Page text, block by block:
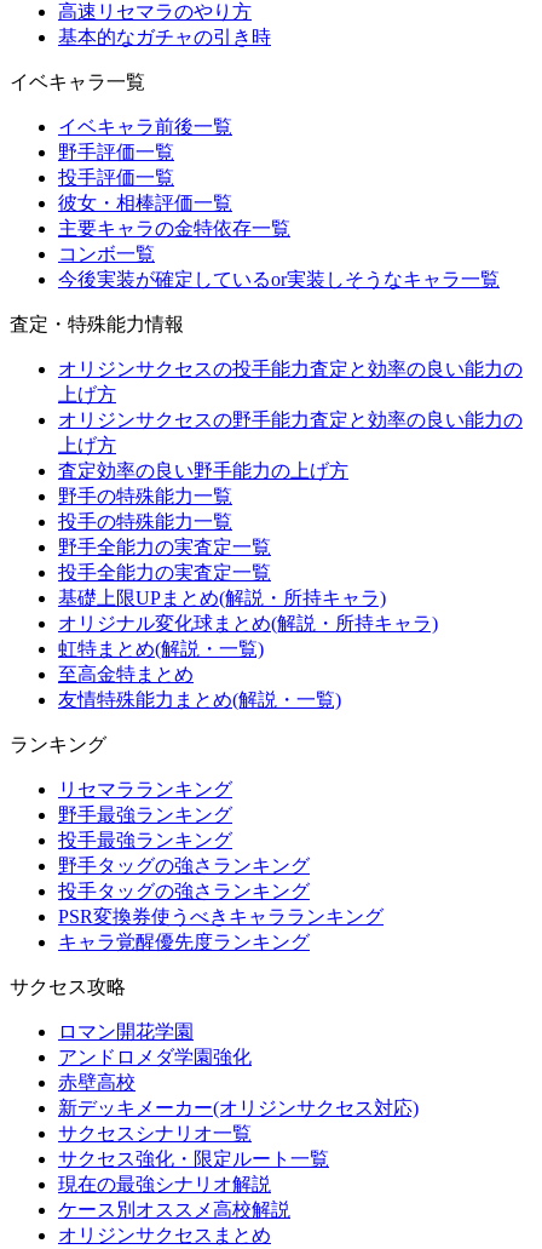
高速リセマラのやり方
基本的なガチャの引き時
イベキャラ一覧
イベキャラ前後一覧
野手評価一覧
投手評価一覧
彼女・相棒評価一覧
主要キャラの金特依存一覧
コンボ一覧
今後実装が確定しているor実装しそうなキャラ一覧
査定・特殊能力情報
オリジンサクセスの投手能力査定と効率の良い能力の
上げ方
オリジンサクセスの野手能力査定と効率の良い能力の
上げ方
査定効率の良い野手能力の上げ方
野手の特殊能力一覧
投手の特殊能力一覧
野手全能力の実査定一覧
投手全能力の実査定一覧
基礎上限UPまとめ(解説・所持キャラ)
オリジナル変化球まとめ(解説・所持キャラ)
虹特まとめ(解説・一覧)
至高金特まとめ
友情特殊能力まとめ(解説・一覧)
ランキング
リセマラランキング
野手最強ランキング
投手最強ランキング
野手タッグの強さランキング
投手タッグの強さランキング
PSR変換券使うべきキャラランキング
キャラ覚醒優先度ランキング
サクセス攻略
ロマン開花学園
アンドロメダ学園強化
赤壁高校
新デッキメーカー(オリジンサクセス対応)
サクセスシナリオ一覧
サクセス強化・限定ルート一覧
現在の最強シナリオ解説
ケース別オススメ高校解説
オリジンサクセスまとめ